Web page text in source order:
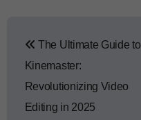
The Ultimate Guide to
Kinemaster:
Revolutionizing Video
Editing in 2025